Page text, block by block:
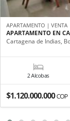
APARTAMENTO | VENTA
APARTAMENTO EN
Cartagena de Indias,
2 Alcobas
$1.120.000.000COP